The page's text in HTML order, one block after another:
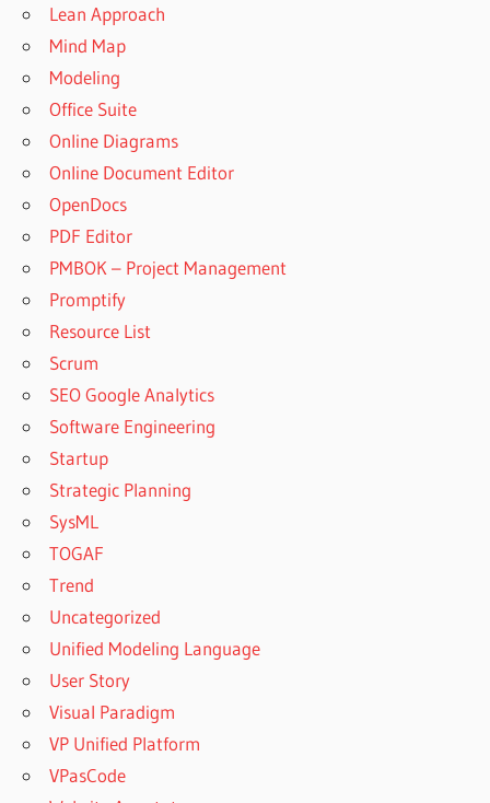
Lean Approach
Mind Map
Modeling
Office Suite
Online Diagrams
Online Document Editor
OpenDocs
PDF Editor
PMBOK – Project Management
Promptify
Resource List
Scrum
SEO Google Analytics
Software Engineering
Startup
Strategic Planning
SysML
TOGAF
Trend
Uncategorized
Unified Modeling Language
User Story
Visual Paradigm
VP Unified Platform
VPasCode